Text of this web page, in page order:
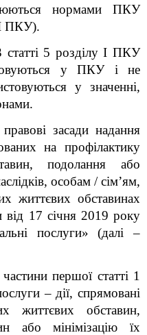
нормами ПКУ
І ПКУ).
статті 5 розділу I ПКУ
у ПКУ і не
у значенні,
засади надання
на профілактику
подолання або
особам / сім’ям,
життєвих обставинах
від 17 січня 2019 року
послуги» (далі –
першої статті 1
–дії, спрямовані
життєвих обставин,
або мінімізацію їх